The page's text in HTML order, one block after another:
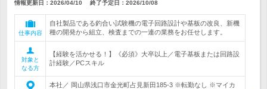
情報更新日：2026/04/10 終了予定日： 2026/10/08
仕事内容
自社製品である釣合い試験機の電子回路設計や基板の改良、新機
種の開発から組立、検査までの一連の業務をお任せします。
対象と
なる方
【経験を活かせる！】《必須》大卒以上／電子基板または回路設
計経験／PCスキル
本社／ 岡山県浅口市金光町占見新田185-3 ※転勤なし ※マイカ